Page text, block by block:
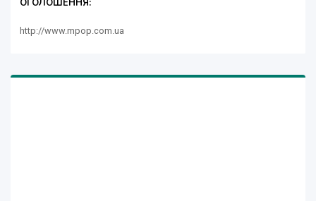
ОГОЛОШЕННЯ:
http://www.mpop.com.ua